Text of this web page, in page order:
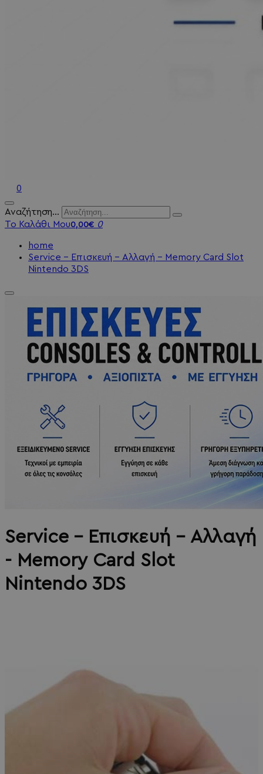
0
Αναζήτηση...
Το Καλάθι Μου0,00€ 0
home
Service - Επισκευή - Αλλαγή - Memory Card Slot
Nintendo 3DS
Service - Επισκευή - Αλλαγή
- Memory Card Slot
Nintendo 3DS